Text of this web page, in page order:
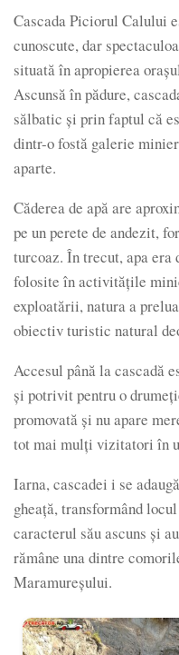
Cascada Piciorul Calului
cunoscute, dar
situată în apropierea
Ascunsă în pădure,
sălbatic și prin faptul că
dintr-o fostă galerie
aparte.
Căderea de apă are
pe un perete de andezit,
turcoaz. În trecut, apa
folosite în activitățile
exploatării, natura a
obiectiv turistic natural
Accesul până la cascadă
și potrivit pentru o
promovată și nu apare
tot mai mulți vizitatori în
Iarna, cascadei i se
gheață, transformând
caracterul său ascuns și
rămâne una dintre
Maramureșului.